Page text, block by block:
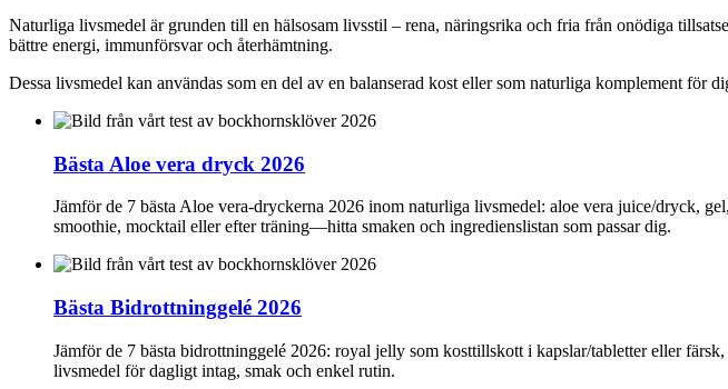
Naturliga livsmedel är grunden till en hälsosam livsstil – rena, näringsrika och fria från onödiga
bättre energi, immunförsvar och återhämtning.
Dessa livsmedel kan användas som en del av en balanserad kost eller som naturliga komplement för
Bästa Aloe vera dryck 2026
Jämför de 7 bästa Aloe vera-dryckerna 2026 inom naturliga livsmedel: aloe vera juice/dryck,
smoothie, mocktail eller efter träning—hitta smaken och ingredienslistan som passar dig.
Bästa Bidrottninggelé 2026
Jämför de 7 bästa bidrottninggelé 2026: royal jelly som kosttillskott i kapslar/tabletter eller
livsmedel för dagligt intag, smak och enkel rutin.